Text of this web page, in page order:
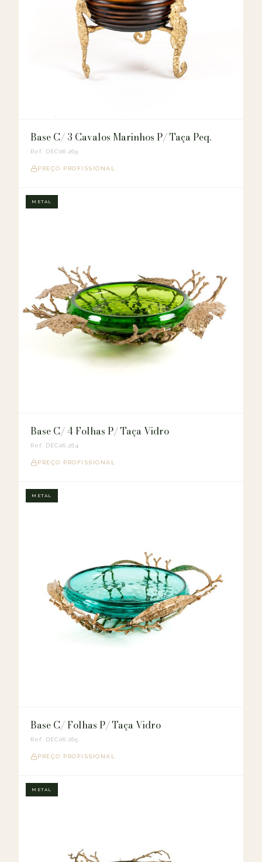
Base C/ 3 Cavalos Marinhos P/ Taça Peq.
Ref. DEC06.269
PREÇO PROFISSIONAL
METAL
Base C/ 4 Folhas P/ Taça Vidro
Ref. DEC06.264
PREÇO PROFISSIONAL
METAL
Base C/ Folhas P/ Taça Vidro
Ref. DEC06.265
PREÇO PROFISSIONAL
METAL